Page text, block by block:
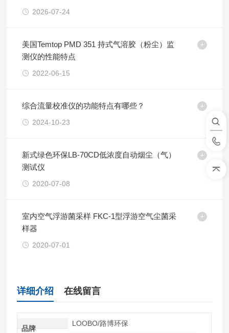
2026-07-24
美国Temtop PMD 351 持式气溶胶（粉尘）监
测仪的性能特点
2022-06-15
综合流量校准仪的功能特点有哪些？
2024-10-23
新式绿色环保LB-70CD低浓度自动烟尘（气）
测试仪
2020-07-08
室内空气浮游菌采样 FKC-1型浮游空气尘菌采
样器
2020-07-01
详细介绍 在线留言
品牌
LOOBO/路博环保